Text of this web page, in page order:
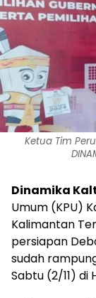
Ketua Tim
Dinamika
Umum (KPU)
Kalimantan
persiapan
sudah
Sabtu (2/11) di